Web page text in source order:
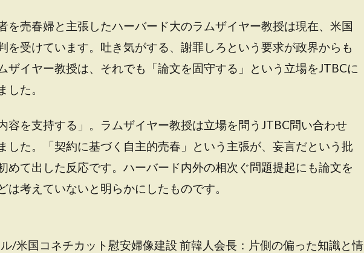
を売春婦と主張したハーバード大のラムザイヤー教授は現在、米国
を受けています。吐き気がする、謝罪しろという要求が政界からも
ザイヤー教授は、それでも「論文を固守する」という立場をJTBCに
した。
容を支持する」。ラムザイヤー教授は立場を問うJTBC問い合わせ
した。「契約に基づく自主的売春」という主張が、妄言だという批
めて出した反応です。ハーバード内外の相次ぐ問題提起にも論文を
は考えていないと明らかにしたものです。
/米国コネチカット慰安婦像建設 前韓人会長：片側の偏った知識と情